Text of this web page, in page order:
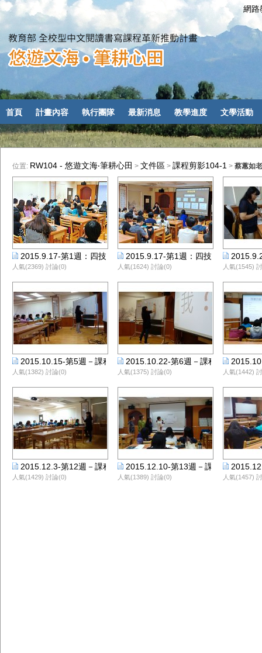
網路
首頁 計畫內容 執行團隊 最新消息 教學進度 文學活動
位置: RW104 - 悠遊文海‧筆耕心田 > 文件區 > 課程剪影104-1 > 蔡蕙如
2015.9.17-第1週：四技國企A班：蔡蕙如老師
人氣(2369) 討論(0)
2015.9.17-第1週：四技產設C班：蔡
人氣(1624) 討論(0) 人氣(1545)
2015.10.15-第5週－課程剪影-蔡蕙如老師
人氣(1382) 討論(0)
2015.10.22-第6週－課程剪影-蔡蕙如
人氣(1375) 討論(0) 人氣(1442)
2015.12.3-第12週－課程剪影-蔡蕙如老師
人氣(1429) 討論(0)
2015.12.10-第13週－課程剪影-蔡蕙
人氣(1389) 討論(0) 人氣(1457)